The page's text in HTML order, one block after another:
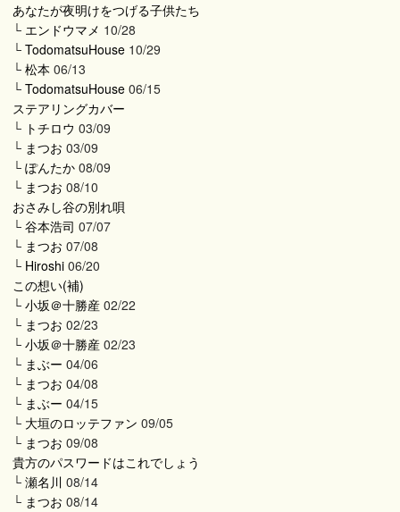
あなたが夜明けをつげる子供たち
└ エンドウマメ 10/28
└ TodomatsuHouse 10/29
└ 松本 06/13
└ TodomatsuHouse 06/15
ステアリングカバー
└ トチロウ 03/09
└ まつお 03/09
└ ぽんたか 08/09
└ まつお 08/10
おさみし谷の別れ唄
└ 谷本浩司 07/07
└ まつお 07/08
└ Hiroshi 06/20
この想い(補)
└ 小坂＠十勝産 02/22
└ まつお 02/23
└ 小坂＠十勝産 02/23
└ まぶー 04/06
└ まつお 04/08
└ まぶー 04/15
└ 大垣のロッテファン 09/05
└ まつお 09/08
貴方のパスワードはこれでしょう
└ 瀬名川 08/14
└ まつお 08/14